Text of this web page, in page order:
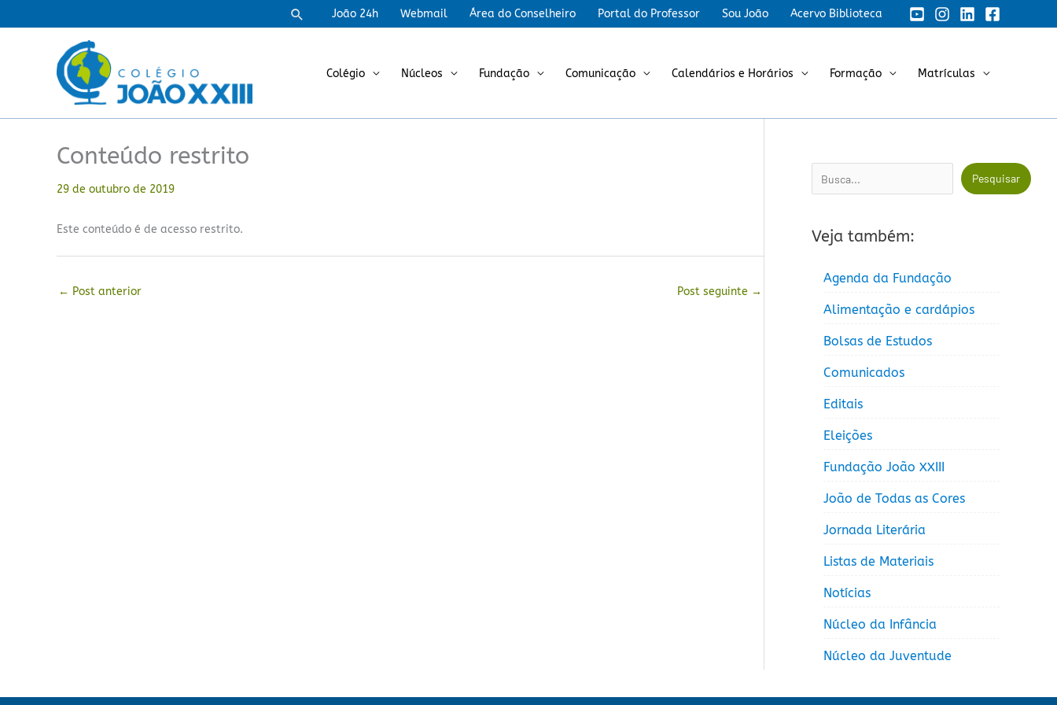
para
PesquisarJoão 24h Webmail Área do Conselheiro Portal do Professor Sou João Acervo Biblioteca
Colégio Núcleos Fundação Comunicação Calendários e Horários Formação Matrículas
Conteúdo restrito
29 de outubro de 2019
Este conteúdo é de acesso restrito.
← Post anterior Post seguinte →
Pesquisar Pesquisar
Veja também:
Agenda da Fundação
Alimentação e cardápios
Bolsas de Estudos
Comunicados
Editais
Eleições
Fundação João XXIII
João de Todas as Cores
Jornada Literária
Listas de Materiais
Notícias
Núcleo da Infância
Núcleo da Juventude